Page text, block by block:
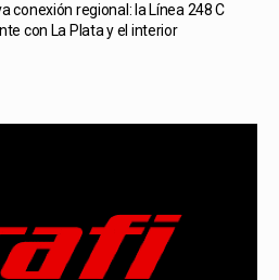
conexión regional: la Línea 248 C
con La Plata y el interior